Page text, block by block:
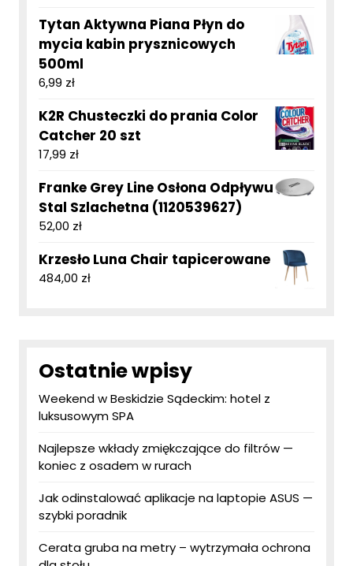
Tytan Aktywna Piana Płyn do
mycia kabin prysznicowych
500ml
6,99 zł
K2R Chusteczki do prania Color
Catcher 20 szt
17,99 zł
Franke Grey Line Osłona Odpływu
Stal Szlachetna (1120539627)
52,00 zł
Krzesło Luna Chair tapicerowane
484,00 zł
Ostatnie wpisy
Weekend w Beskidzie Sądeckim: hotel z
luksusowym SPA
Najlepsze wkłady zmiękczające do filtrów —
koniec z osadem w rurach
Jak odinstalować aplikacje na laptopie ASUS —
szybki poradnik
Cerata gruba na metry – wytrzymała ochrona